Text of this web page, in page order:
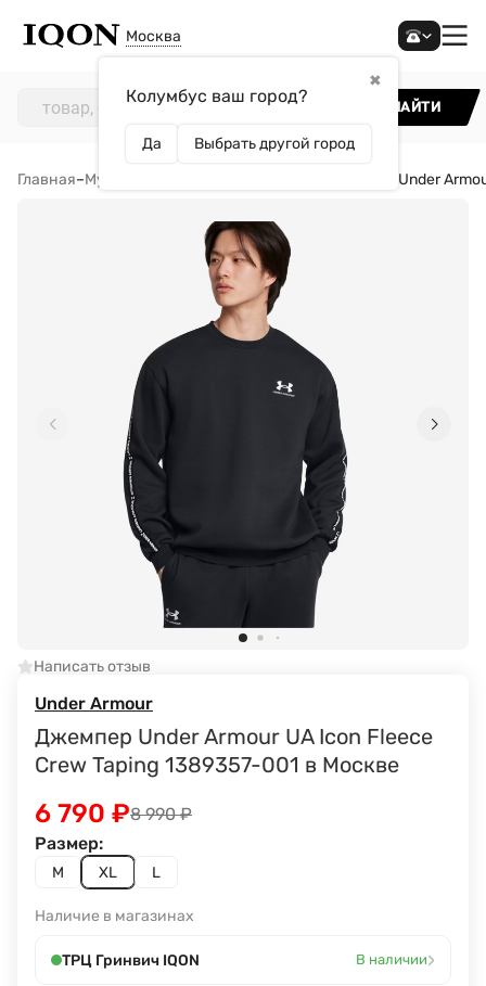
Москва
✖
Колумбус ваш город?
Да Выбрать другой город
НАЙТИ
Главная–Мужчинам Джемпер Under
Написать отзыв
Under Armour
Джемпер Under Armour UA Icon Fleece
Crew Taping 1389357-001 в Москве
8 990₽
6 790 ₽
M XL L
Размер:
Наличие в магазинах
ТРЦ Гринвич IQON В наличии›